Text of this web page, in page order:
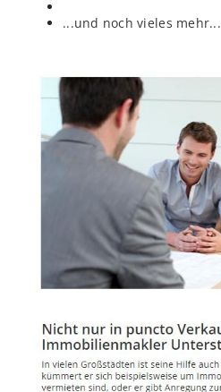
...und noch vieles mehr...